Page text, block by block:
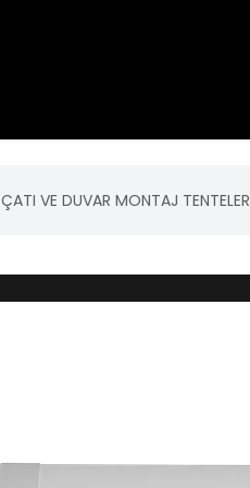
ÇATI VE DUVAR MONTAJ TENTELER